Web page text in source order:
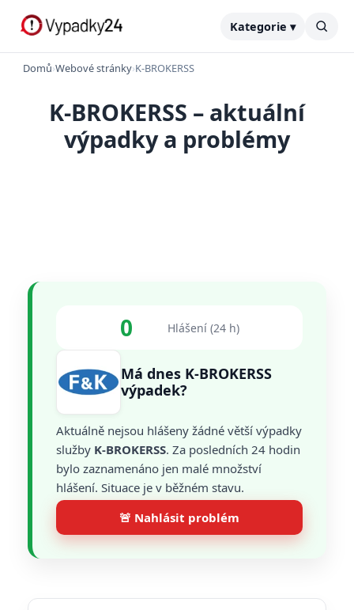
Kategorie ▾
Domů›Webové stránky›K-BROKERSS
K-BROKERSS – aktuální
výpadky a problémy
0 Hlášení (24 h)
Má dnes K-BROKERSS
výpadek?
Aktuálně nejsou hlášeny žádné větší výpadky
služby K-BROKERSS. Za posledních 24 hodin
bylo zaznamenáno jen malé množství
hlášení. Situace je v běžném stavu.
🚨 Nahlásit problém